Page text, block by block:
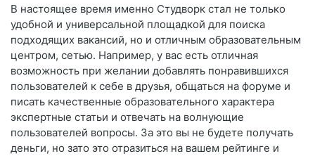
В настоящее время именно Студворк стал не только
удобной и универсальной площадкой для поиска
подходящих вакансий, но и отличным образовательным
центром, сетью. Например, у вас есть отличная
возможность при желании добавлять понравившихся
пользователей к себе в друзья, общаться на форуме и
писать качественные образовательного характера
экспертные статьи и отвечать на волнующие
пользователей вопросы. За это вы не будете получать
деньги, но зато это отразиться на вашем рейтинге и